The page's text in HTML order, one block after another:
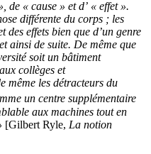
de « cause » et d’ « effet ».
différente du corps ; les
des effets bien que d’un genre
ainsi de suite. De même que
soit un bâtiment
collèges et
même les détracteurs du
un centre supplémentaire
aux machines tout en
[Gilbert Ryle, La notion